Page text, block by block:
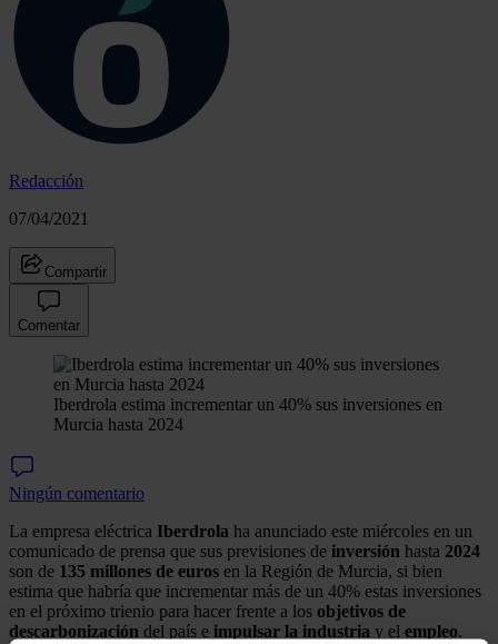
Redacción
07/04/2021
Compartir
Comentar
Iberdrola estima incrementar un 40% sus inversiones en
Murcia hasta 2024
Ningún comentario
La empresa eléctrica Iberdrola ha anunciado este miércoles en un
comunicado de prensa que sus previsiones de inversión hasta 2024
son de 135 millones de euros en la Región de Murcia, si bien
estima que habría que incrementar más de un 40% estas inversiones
en el próximo trienio para hacer frente a los objetivos de
descarbonización del país e impulsar la industria y el empleo.